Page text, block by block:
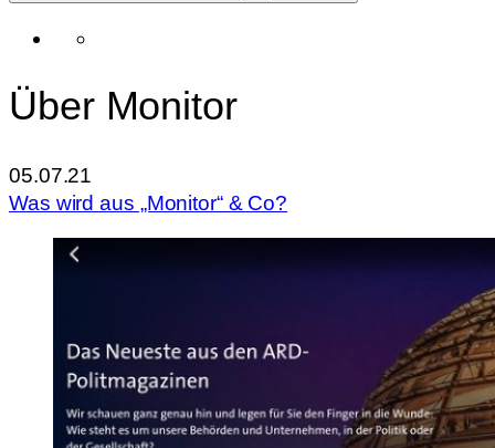
Über Monitor
05.07.21
Was wird aus „Monitor“ & Co?